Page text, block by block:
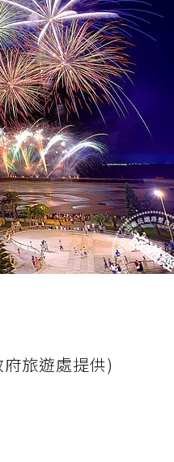
旅遊處提供)